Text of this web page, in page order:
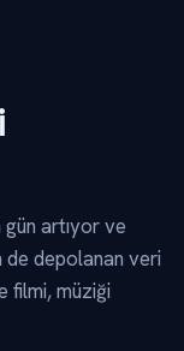
artıyor ve
de depolanan veri
filmi, müziği